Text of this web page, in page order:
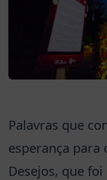
Palavras que
esperança para
Desejos, que